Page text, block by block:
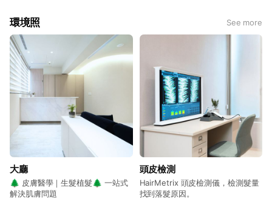
環境照 See more
大廳
🌲 皮膚醫學｜生髮植髮🌲 一站式
解決肌膚問題
頭皮檢測
HairMetrix 頭皮檢測儀，檢測髮量
找到落髮原因。